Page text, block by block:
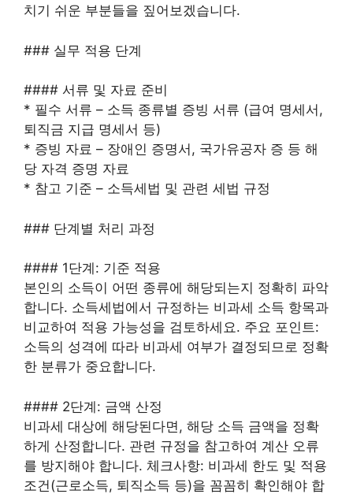
치기 쉬운 부분들을 짚어보겠습니다.
### 실무 적용 단계
#### 서류 및 자료 준비
* 필수 서류 – 소득 종류별 증빙 서류 (급여 명세서,
퇴직금 지급 명세서 등)
* 증빙 자료 – 장애인 증명서, 국가유공자 증 등 해
당 자격 증명 자료
* 참고 기준 – 소득세법 및 관련 세법 규정
### 단계별 처리 과정
#### 1단계: 기준 적용
본인의 소득이 어떤 종류에 해당되는지 정확히 파악
합니다. 소득세법에서 규정하는 비과세 소득 항목과
비교하여 적용 가능성을 검토하세요. 주요 포인트:
소득의 성격에 따라 비과세 여부가 결정되므로 정확
한 분류가 중요합니다.
#### 2단계: 금액 산정
비과세 대상에 해당된다면, 해당 소득 금액을 정확
하게 산정합니다. 관련 규정을 참고하여 계산 오류
를 방지해야 합니다. 체크사항: 비과세 한도 및 적용
조건(근로소득, 퇴직소득 등)을 꼼꼼히 확인해야 합